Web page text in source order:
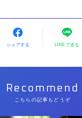
シェアする LINEで送る
Recommend
こちらの記事もどうぞ